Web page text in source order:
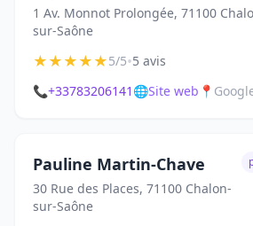
1 Av. Monnot Prolongée, 71100
sur-Saône
★★★★★5/5•5 avis
📞+33783206141 🌐Site web 📍
Pauline Martin-Chave
30 Rue des Places, 71100 Chalon-
sur-Saône